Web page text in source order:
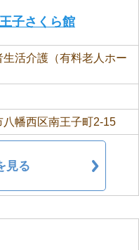
子さくら館
活介護（有料老人ホー
幡西区南王子町2-15
見る